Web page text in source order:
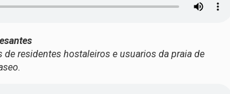
residentes hostaleiros e usuarios da praia de